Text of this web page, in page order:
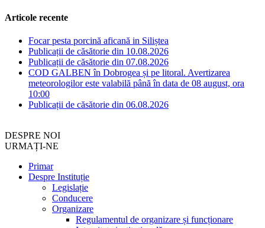
Articole recente
Focar pesta porcină aficană in Siliștea
Publicații de căsătorie din 10.08.2026
Publicații de căsătorie din 07.08.2026
COD GALBEN în Dobrogea și pe litoral. Avertizarea
meteorologilor este valabilă până în data de 08 august, ora
10:00
Publicații de căsătorie din 06.08.2026
DESPRE NOI
URMAȚI-NE
Primar
Despre Instituție
Legislație
Conducere
Organizare
Regulamentul de organizare și funcționare